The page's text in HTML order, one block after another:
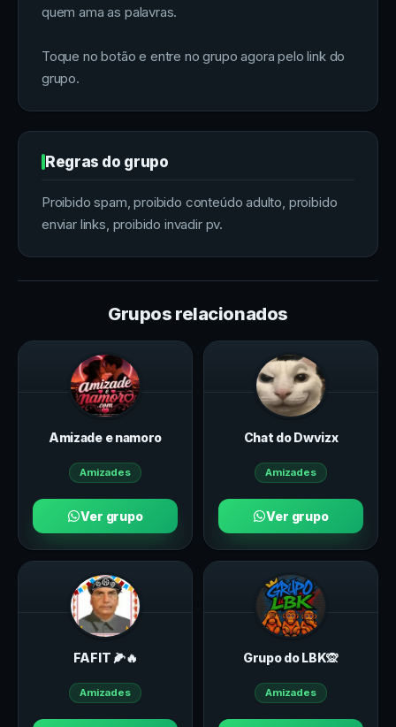
quem ama as palavras.
Toque no botão e entre no grupo agora pelo link do
grupo.
Regras do grupo
Proibido spam, proibido conteúdo adulto, proibido
enviar links, proibido invadir pv.
Grupos relacionados
Amizade e namoro
Amizades
Ver grupo
Chat do Dwvizx
Amizades
Ver grupo
FAFIT 🌽🔥
Amizades
Grupo do LBK🙊
Amizades